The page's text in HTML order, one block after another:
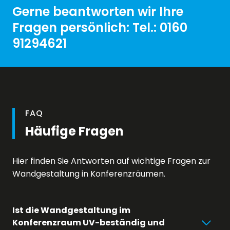
Gerne beantworten wir Ihre
Fragen persönlich: Tel.: 0160
91294621
FAQ
Häufige Fragen
Hier finden Sie Antworten auf wichtige Fragen zur
Wandgestaltung in Konferenzräumen.
Ist die Wandgestaltung im
Konferenzraum UV-beständig und